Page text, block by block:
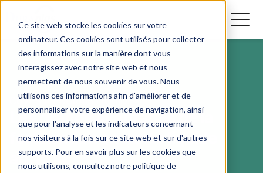
Ce site web stocke les cookies sur votre
ordinateur. Ces cookies sont utilisés pour collecter
des informations sur la manière dont vous
interagissez avec notre site web et nous
permettent de nous souvenir de vous. Nous
utilisons ces informations afin d'améliorer et de
personnaliser votre expérience de navigation, ainsi
que pour l'analyse et les indicateurs concernant
nos visiteurs à la fois sur ce site web et sur d'autres
supports. Pour en savoir plus sur les cookies que
nous utilisons, consultez notre politique de
CUVES À ENGRAIS LIQUIDE
Les grands avantages de la
fertilisation en azote liquide
agricole